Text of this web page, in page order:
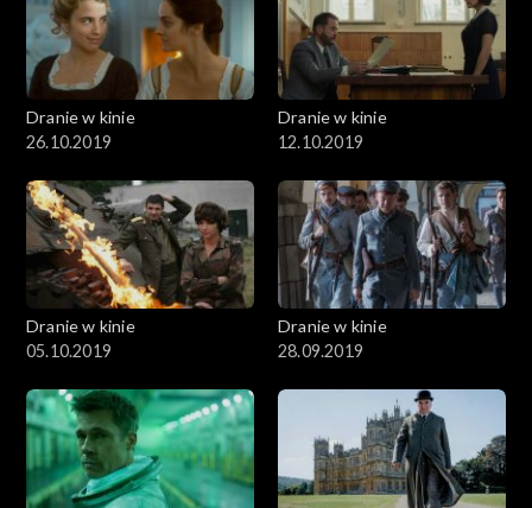
Dranie w kinie
26.10.2019
Dranie w kinie
12.10.2019
Dranie w kinie
05.10.2019
Dranie w kinie
28.09.2019